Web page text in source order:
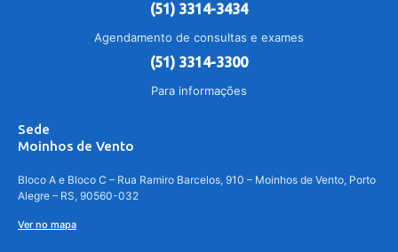
(51) 3314-3434
Agendamento de consultas e exames
(51) 3314-3300
Para informações
Sede
Moinhos de Vento
Bloco A e Bloco C – Rua Ramiro Barcelos, 910 – Moinhos de Vento, Porto
Alegre – RS, 90560-032
Ver no mapa